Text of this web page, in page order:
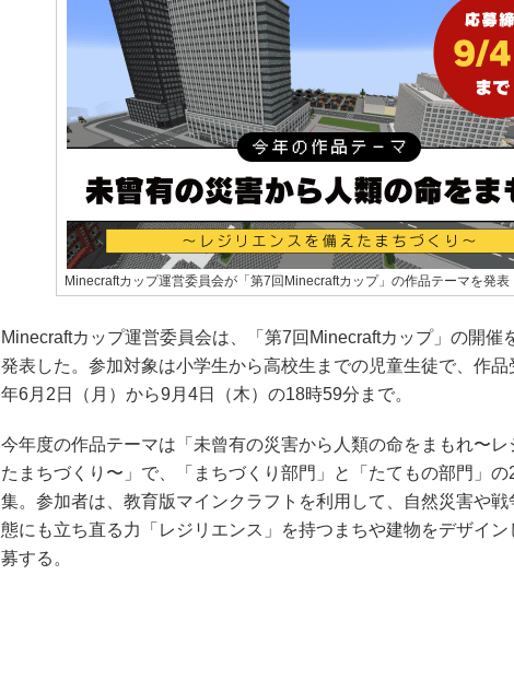
Minecraftカップ運営委員会が「第7回Minecraftカップ」の作品テーマを発表
Minecraftカップ運営委員会は、「第7回Minecraftカップ」の開催
発表した。参加対象は小学生から高校生までの児童生徒で、作
年6月2日（月）から9月4日（木）の18時59分まで。
今年度の作品テーマは「未曾有の災害から人類の命をまもれ〜レ
たまちづくり〜」で、「まちづくり部門」と「たてもの部門」の
集。参加者は、教育版マインクラフトを利用して、自然災害や
態にも立ち直る力「レジリエンス」を持つまちや建物をデザイ
募する。